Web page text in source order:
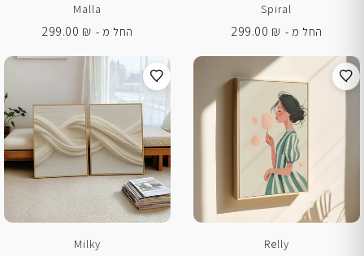
Spiral
החל מ -
299.00 ₪
Malla
החל מ -
299.00 ₪
Relly
Milky